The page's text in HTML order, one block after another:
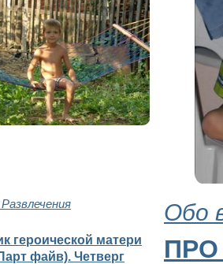
Обо
героической матери
файв). Четверг
ПРО